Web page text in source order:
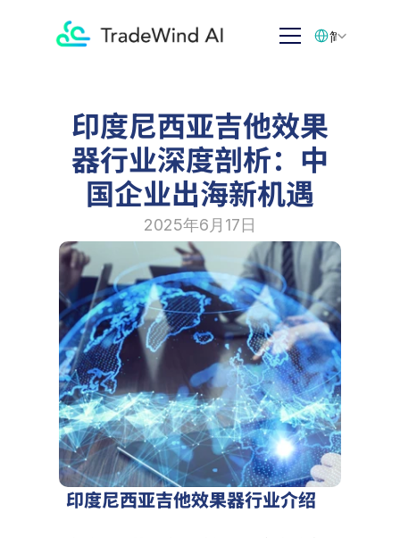
印度尼西亚吉他效果
器行业深度剖析：中
国企业出海新机遇
2025年6月17日
印度尼西亚吉他效果器行业介绍
简体中文